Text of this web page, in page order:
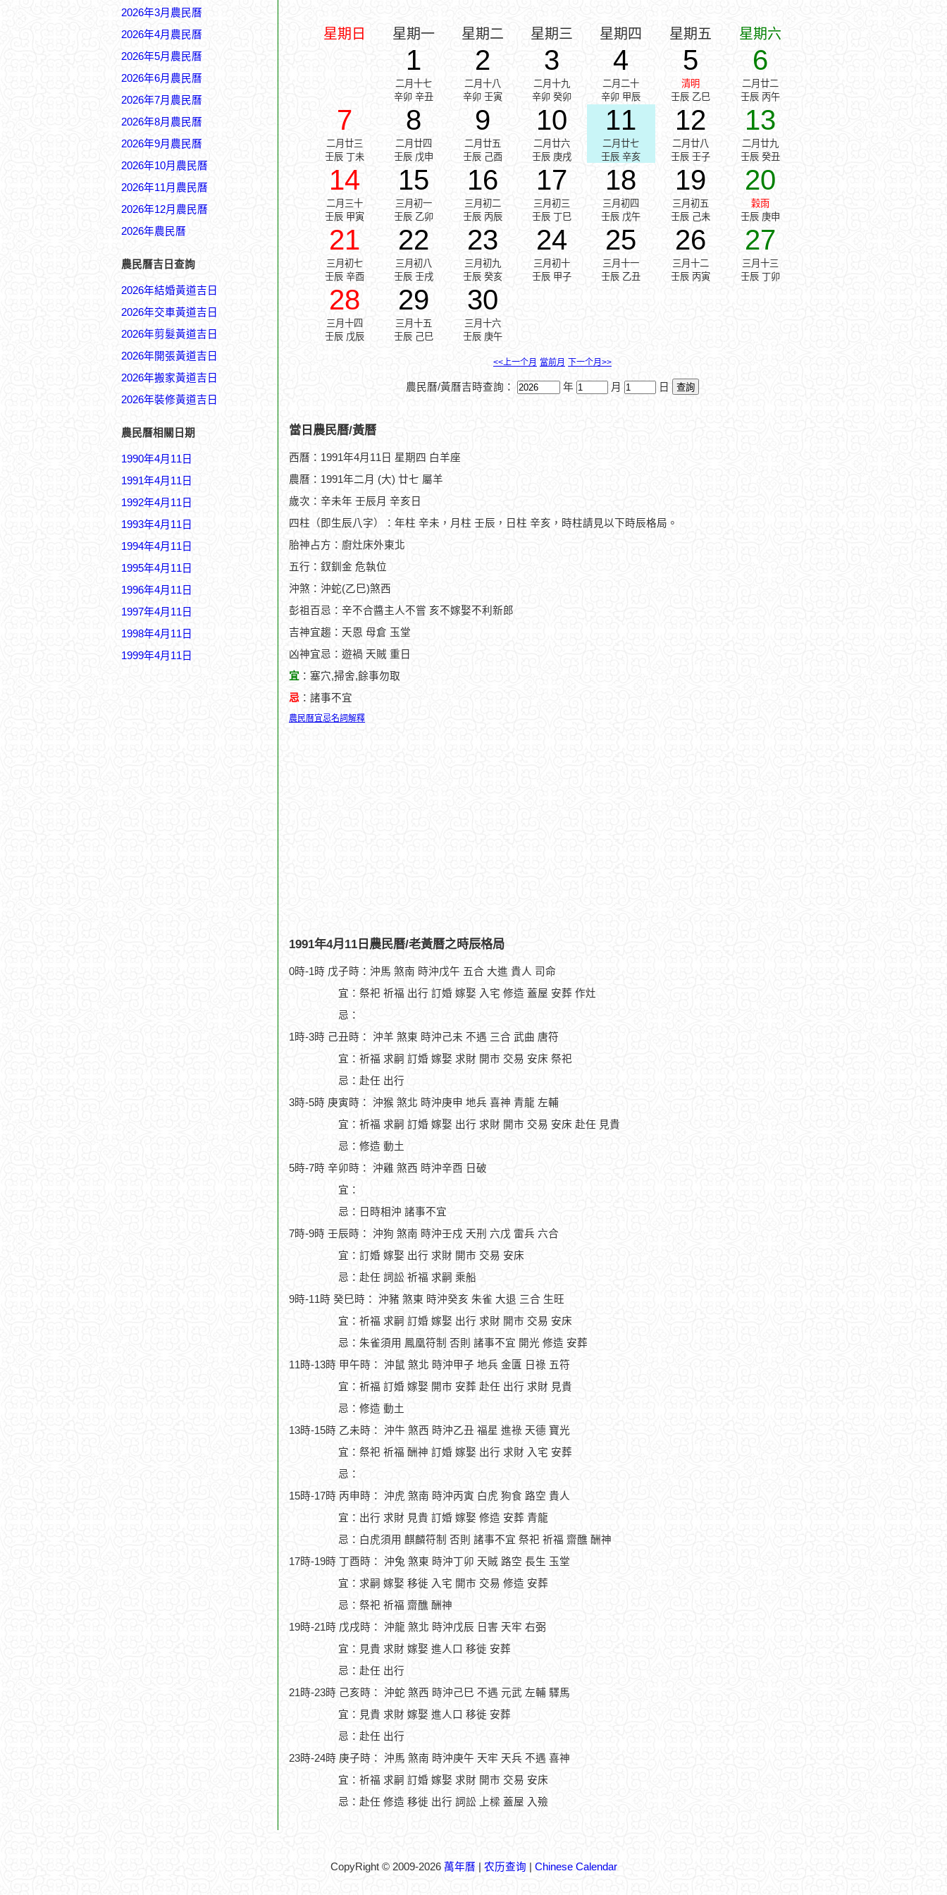
2026年3月農民曆
2026年4月農民曆
2026年5月農民曆
2026年6月農民曆
2026年7月農民曆
2026年8月農民曆
2026年9月農民曆
2026年10月農民曆
2026年11月農民曆
2026年12月農民曆
2026年農民曆
農民曆吉日查詢
2026年結婚黃道吉日
2026年交車黃道吉日
2026年剪髮黃道吉日
2026年開張黃道吉日
2026年搬家黃道吉日
2026年裝修黃道吉日
農民曆相關日期
1990年4月11日
1991年4月11日
1992年4月11日
1993年4月11日
1994年4月11日
1995年4月11日
1996年4月11日
1997年4月11日
1998年4月11日
1999年4月11日
星期日 星期一 星期二 星期三 星期四 星期五 星期六
1
二月十七
辛卯 辛丑
2
二月十八
辛卯 壬寅
3
二月十九
辛卯 癸卯
4
二月二十
辛卯 甲辰
5
清明
壬辰 乙巳
6
二月廿二
壬辰 丙午
7
二月廿三
壬辰 丁未
8
二月廿四
壬辰 戊申
9
二月廿五
壬辰 己酉
10
二月廿六
壬辰 庚戌
11
二月廿七
壬辰 辛亥
12
二月廿八
壬辰 壬子
13
二月廿九
壬辰 癸丑
14
二月三十
壬辰 甲寅
15
三月初一
壬辰 乙卯
16
三月初二
壬辰 丙辰
17
三月初三
壬辰 丁巳
18
三月初四
壬辰 戊午
19
三月初五
壬辰 己未
20
穀雨
壬辰 庚申
21
三月初七
壬辰 辛酉
22
三月初八
壬辰 壬戌
23
三月初九
壬辰 癸亥
24
三月初十
壬辰 甲子
25
三月十一
壬辰 乙丑
26
三月十二
壬辰 丙寅
27
三月十三
壬辰 丁卯
28
三月十四
壬辰 戊辰
29
三月十五
壬辰 己巳
30
三月十六
壬辰 庚午
<<上一个月 當前月 下一个月>>
農民曆/黃曆吉時查詢： 年 月 日
當日農民曆/黃曆
西曆：1991年4月11日 星期四 白羊座
農曆：1991年二月 (大) 廿七 屬羊
歲次：辛未年 壬辰月 辛亥日
四柱（即生辰八字）：年柱 辛未，月柱 壬辰，日柱 辛亥，時柱請見以下時辰格局。
胎神占方：廚灶床外東北
五行：釵釧金 危執位
沖煞：沖蛇(乙巳)煞西
彭祖百忌：辛不合醬主人不嘗 亥不嫁娶不利新郎
吉神宜趨：天恩 母倉 玉堂
凶神宜忌：遊禍 天賊 重日
宜 ：塞穴,掃舍,餘事勿取
忌 ：諸事不宜
農民曆宜忌名詞解釋
1991年4月11日農民曆/老黃曆之時辰格局
0時-1時 戊子時：沖馬 煞南 時沖戊午 五合 大進 貴人 司命
宜：祭祀 祈福 出行 訂婚 嫁娶 入宅 修造 蓋屋 安葬 作灶
忌：
1時-3時 己丑時： 沖羊 煞東 時沖己未 不遇 三合 武曲 唐符
宜：祈福 求嗣 訂婚 嫁娶 求財 開市 交易 安床 祭祀
忌：赴任 出行
3時-5時 庚寅時： 沖猴 煞北 時沖庚申 地兵 喜神 青龍 左輔
宜：祈福 求嗣 訂婚 嫁娶 出行 求財 開市 交易 安床 赴任 見貴
忌：修造 動土
5時-7時 辛卯時： 沖雞 煞西 時沖辛酉 日破
宜：
忌：日時相沖 諸事不宜
7時-9時 壬辰時： 沖狗 煞南 時沖壬戍 天刑 六戊 雷兵 六合
宜：訂婚 嫁娶 出行 求財 開市 交易 安床
忌：赴任 詞訟 祈福 求嗣 乘船
9時-11時 癸巳時： 沖豬 煞東 時沖癸亥 朱雀 大退 三合 生旺
宜：祈福 求嗣 訂婚 嫁娶 出行 求財 開市 交易 安床
忌：朱雀須用 鳳凰符制 否則 諸事不宜 開光 修造 安葬
11時-13時 甲午時： 沖鼠 煞北 時沖甲子 地兵 金匱 日祿 五符
宜：祈福 訂婚 嫁娶 開市 安葬 赴任 出行 求財 見貴
忌：修造 動土
13時-15時 乙未時： 沖牛 煞西 時沖乙丑 福星 進祿 天德 寶光
宜：祭祀 祈福 酬神 訂婚 嫁娶 出行 求財 入宅 安葬
忌：
15時-17時 丙申時： 沖虎 煞南 時沖丙寅 白虎 狗食 路空 貴人
宜：出行 求財 見貴 訂婚 嫁娶 修造 安葬 青龍
忌：白虎須用 麒麟符制 否則 諸事不宜 祭祀 祈福 齋醮 酬神
17時-19時 丁酉時： 沖兔 煞東 時沖丁卯 天賊 路空 長生 玉堂
宜：求嗣 嫁娶 移徙 入宅 開市 交易 修造 安葬
忌：祭祀 祈福 齋醮 酬神
19時-21時 戊戌時： 沖龍 煞北 時沖戊辰 日害 天牢 右弼
宜：見貴 求財 嫁娶 進人口 移徙 安葬
忌：赴任 出行
21時-23時 己亥時： 沖蛇 煞西 時沖己巳 不遇 元武 左輔 驛馬
宜：見貴 求財 嫁娶 進人口 移徙 安葬
忌：赴任 出行
23時-24時 庚子時： 沖馬 煞南 時沖庚午 天牢 天兵 不遇 喜神
宜：祈福 求嗣 訂婚 嫁娶 求財 開市 交易 安床
忌：赴任 修造 移徙 出行 詞訟 上樑 蓋屋 入殮
CopyRight © 2009-2026 萬年曆 农历查询 Chinese Calendar